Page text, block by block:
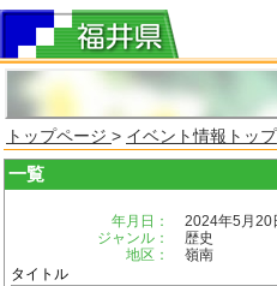
トップページ > イベント情報トップ
一覧
年月日：
2024年5月20
ジャンル：
歴史
地区：
嶺南
タイトル